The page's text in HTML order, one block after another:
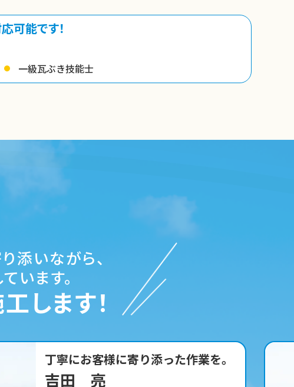
可能です！
一級瓦ぶき技能士
添いながら、
います。
します！
お家の安心と笑顔をお届けします！
今居 玲光奈